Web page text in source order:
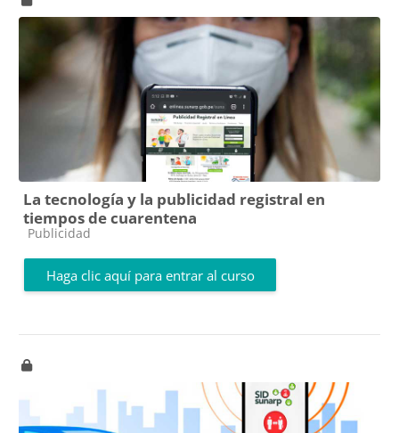
La tecnología y la publicidad registral en
tiempos de cuarentena
Categoría de cursos
Publicidad
Haga clic aquí para entrar al curso